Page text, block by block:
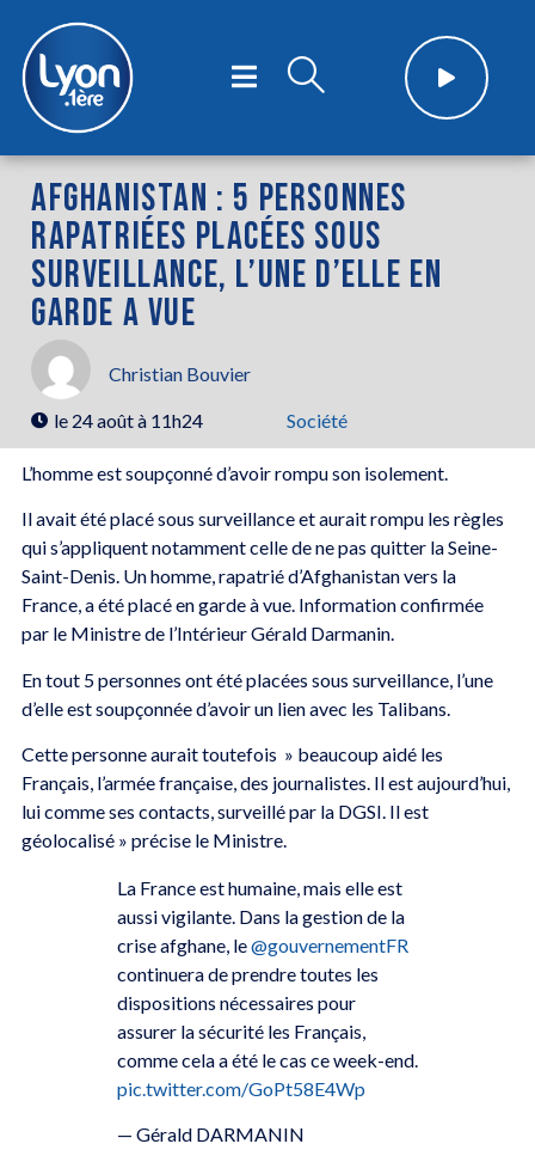
AFGHANISTAN : 5 PERSONNES
RAPATRIÉES PLACÉES SOUS
SURVEILLANCE, L’UNE D’ELLE EN
GARDE A VUE
Christian Bouvier
le 24 août à 11h24 Société
L’homme est soupçonné d’avoir rompu son isolement.
Il avait été placé sous surveillance et aurait rompu les règles
qui s’appliquent notamment celle de ne pas quitter la Seine-
Saint-Denis. Un homme, rapatrié d’Afghanistan vers la
France, a été placé en garde à vue. Information confirmée
par le Ministre de l’Intérieur Gérald Darmanin.
En tout 5 personnes ont été placées sous surveillance, l’une
d’elle est soupçonnée d’avoir un lien avec les Talibans.
Cette personne aurait toutefois » beaucoup aidé les
Français, l’armée française, des journalistes. Il est aujourd’hui,
lui comme ses contacts, surveillé par la DGSI. Il est
géolocalisé » précise le Ministre.
La France est humaine, mais elle est
aussi vigilante. Dans la gestion de la
crise afghane, le@gouvernementFR
continuera de prendre toutes les
dispositions nécessaires pour
assurer la sécurité les Français,
comme cela a été le cas ce week-end.
pic.twitter.com/GoPt58E4Wp
— Gérald DARMANIN